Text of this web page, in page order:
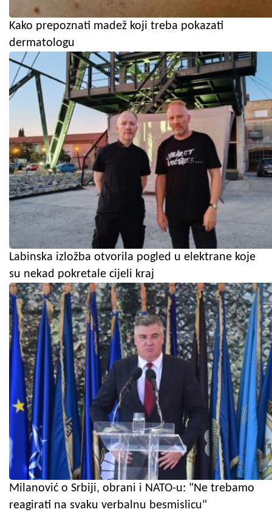
Kako prepoznati madež koji treba pokazati
dermatologu
Labinska izložba otvorila pogled u elektrane koje
su nekad pokretale cijeli kraj
Milanović o Srbiji, obrani i NATO-u: "Ne trebamo
reagirati na svaku verbalnu besmislicu"